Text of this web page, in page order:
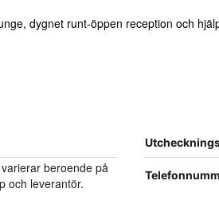
dygnet runt-öppen reception och
beroende på
och leverantör.